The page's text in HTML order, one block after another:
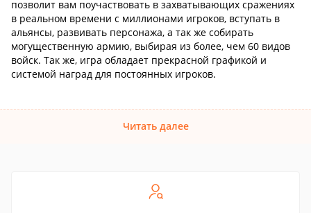
позволит вам поучаствовать в захватывающих сражениях
в реальном времени с миллионами игроков, вступать в
альянсы, развивать персонажа, а так же собирать
могущественную армию, выбирая из более, чем 60 видов
войск. Так же, игра обладает прекрасной графикой и
системой наград для постоянных игроков.
Читать далее